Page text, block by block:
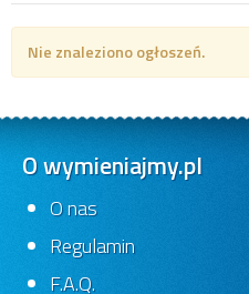
Nie znaleziono ogłoszeń.
O wymieniajmy.pl
O nas
Regulamin
F.A.Q.